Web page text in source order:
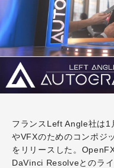
フランスLeft Angle社は1
やVFXのためのコンポジ
をリリースした。
DaVinci Resolveとのラ